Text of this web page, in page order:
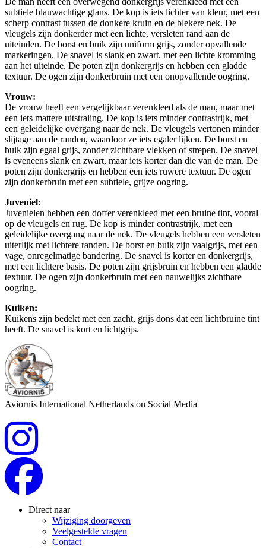
subtiele blauwachtige glans. De kop is iets lichter van kleur, met een
scherp contrast tussen de donkere kruin en de blekere nek. De
vleugels zijn donkerder met een lichte, versleten rand aan de
uiteinden. De borst en buik zijn uniform grijs, zonder opvallende
markeringen. De snavel is slank en zwart, met een lichte kromming
aan het uiteinde. De poten zijn donkergrijs en hebben een gladde
textuur. De ogen zijn donkerbruin met een onopvallende oogring.
Vrouw:
De vrouw heeft een vergelijkbaar verenkleed als de man, maar met
een iets mattere uitstraling. De kop is iets minder contrastrijk, met
een geleidelijke overgang naar de nek. De vleugels vertonen minder
slijtage aan de randen, waardoor ze iets egaler lijken. De borst en
buik zijn egaal grijs, zonder zichtbare vlekken of strepen. De snavel
is eveneens slank en zwart, maar iets korter dan die van de man. De
poten zijn donkergrijs en hebben een iets ruwere textuur. De ogen
zijn donkerbruin met een subtiele, grijze oogring.
Juveniel:
Juvenielen hebben een doffer verenkleed met een bruine tint, vooral
op de vleugels en rug. De kop is minder contrastrijk, met een
geleidelijke overgang naar de nek. De vleugels hebben een versleten
uiterlijk met lichtere randen. De borst en buik zijn vaalgrijs, met een
vage, onregelmatige bandering. De snavel is korter en donkergrijs,
met een lichtere basis. De poten zijn grijsbruin en hebben een gladde
textuur. De ogen zijn donkerbruin met een nauwelijks zichtbare
oogring.
Kuiken:
Kuikens zijn bedekt met een zacht, grijs dons dat een lichtbruine tint
heeft. De snavel is kort en lichtgrijs.
Aviornis International Netherlands on Social Media
Direct naar
Wijziging doorgeven
Veelgestelde vragen
Contact